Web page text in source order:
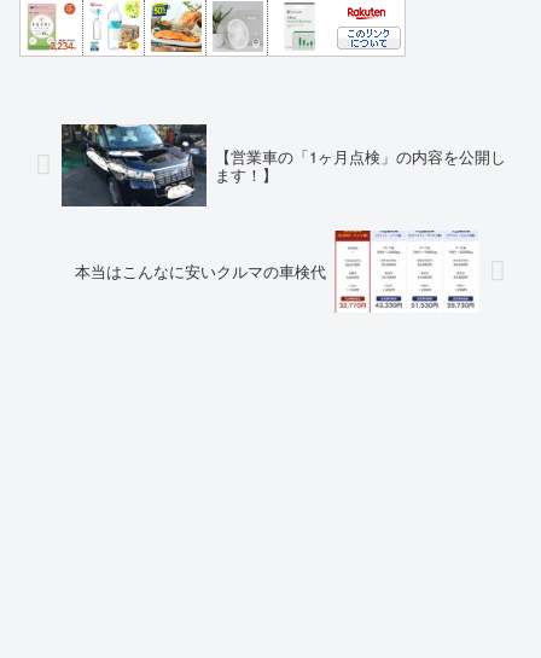
【営業車の「1ヶ月点検」の内容を公開し
ます！】
本当はこんなに安いクルマの車検代